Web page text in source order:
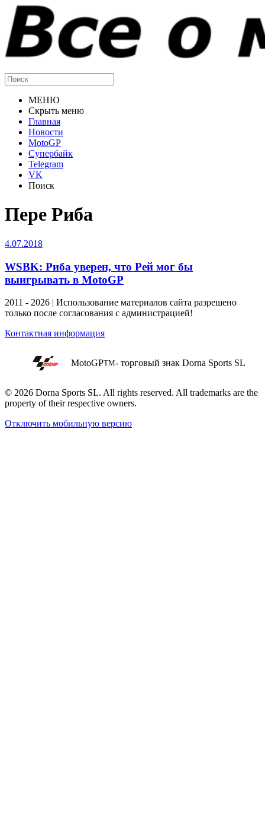
МЕНЮ
Скрыть меню
Главная
Новости
MotoGP
Супербайк
Telegram
VK
Поиск
Пере Риба
4.07.2018
WSBK: Риба уверен, что Рей мог бы
выигрывать в MotoGP
2011 - 2026 | Использование материалов сайта разрешено
только после согласования с администрацией!
Контактная информация
MotoGPTM- торговый знак Dorna Sports SL
© 2026 Dorna Sports SL. All rights reserved. All trademarks are the
property of their respective owners.
Отключить мобильную версию